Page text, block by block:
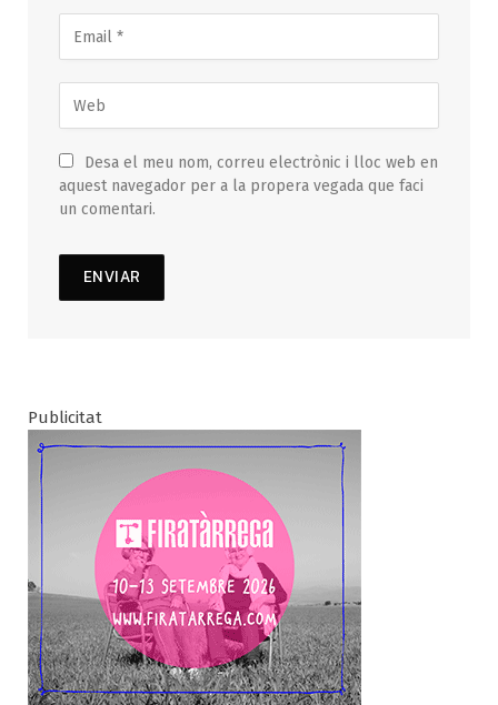
Desa el meu nom, correu electrònic i lloc web en
aquest navegador per a la propera vegada que faci
un comentari.
Publicitat